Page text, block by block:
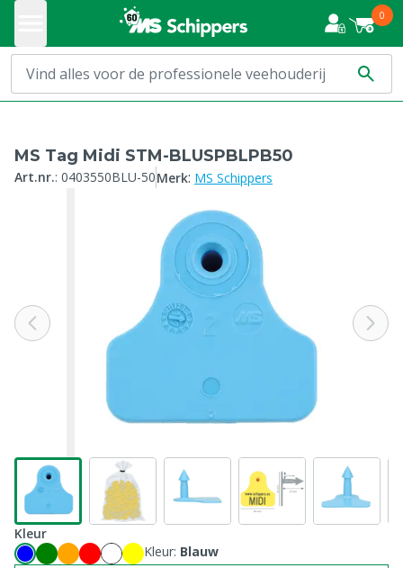
0
MS Tag Midi STM-BLUSPBLPB50
Art.nr.: 0403550BLU-50Merk: MS Schippers
Kleur
Kleur: Blauw